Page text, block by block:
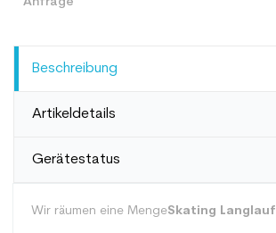
Beschreibung
Artikeldetails
Gerätestatus
Wir räumen eine MengeSkating Langlauf